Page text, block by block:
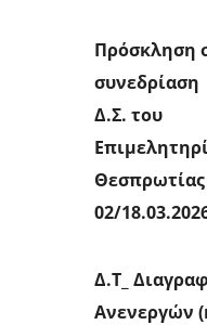
Πρόσκληση
συνεδρίαση
Δ.Σ. του
Θεσπρωτίας
02/
Δ.Τ_
Ανενεργών